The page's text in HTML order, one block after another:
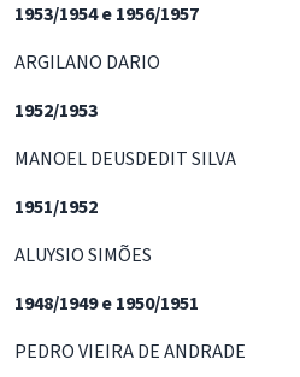
1953/1954 e 1956/1957
ARGILANO DARIO
1952/1953
MANOEL DEUSDEDIT SILVA
1951/1952
ALUYSIO SIMÕES
1948/1949 e 1950/1951
PEDRO VIEIRA DE ANDRADE